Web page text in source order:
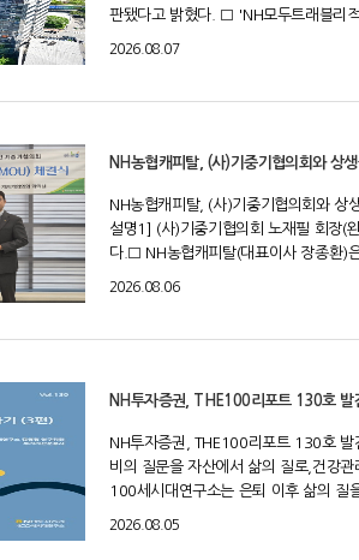
2026.08.07
판됐다고 밝혔다. □ 'NH모두트래블리
NH농협캐피탈, (사)기중기협의회와 상
2026.08.06
NH농협캐피탈, (사)기중기협의회와 상
설명1] (사)기중기협의회 노재필 회장(
다.□ NH농협캐피탈(대표이사 장종환)
NH투자증권, THE100리포트 130호
2026.08.05
NH투자증권, THE100리포트 130호
비의 질문을 자산에서 삶의 질로,건강
100세시대연구소는 은퇴 이후 삶의 질